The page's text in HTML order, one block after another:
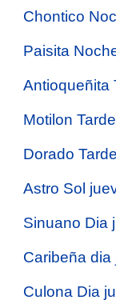
Chontico
Paisita
Antioqueñita
Motilon
Dorado
Astro Sol
Sinuano Dia
Caribeña
Culona Dia